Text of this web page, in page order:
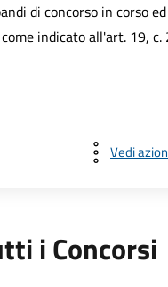
di concorso in corso
indicato all'art. 19, c.
Vedi
i Concorsi